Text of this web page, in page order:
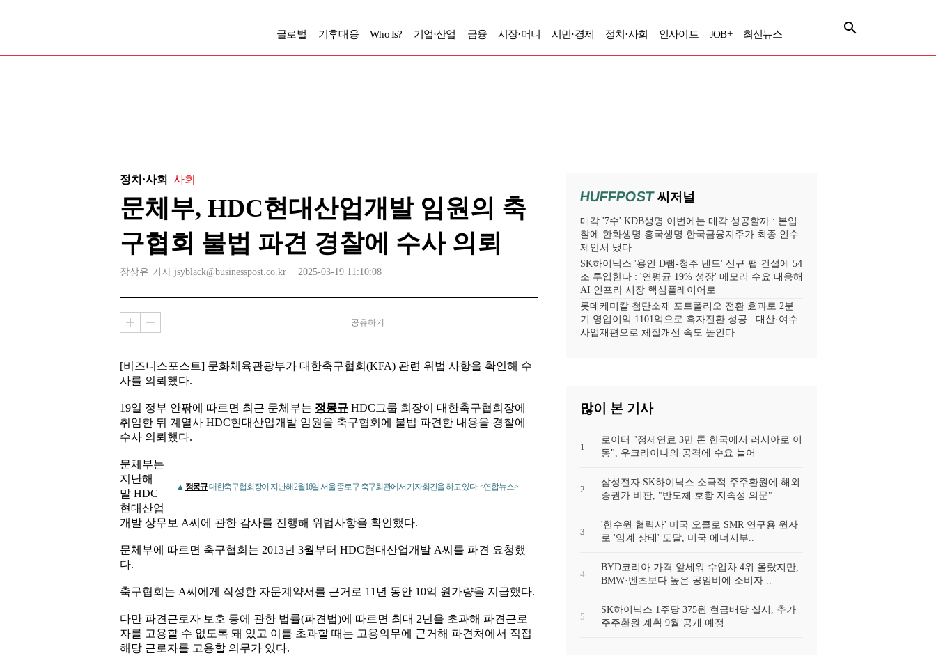
글로벌 기후대응 Who Is? 기업·산업 금융 시장·머니 시민·경제 정치·사회 인사이트 JOB+ 최신뉴스
정치·사회 사회
문체부, HDC현대산업개발 임원의 축
구협회 불법 파견 경찰에 수사 의뢰
장상유 기자 jsyblack@businesspost.co.kr 2025-03-19 11:10:08
공유하기
[비즈니스포스트] 문화체육관광부가 대한축구협회(KFA) 관련 위법 사항을 확인해 수
사를 의뢰했다.
19일 정부 안팎에 따르면 최근 문체부는 정몽규 HDC그룹 회장이 대한축구협회장에
취임한 뒤 계열사 HDC현대산업개발 임원을 축구협회에 불법 파견한 내용을 경찰에
수사 의뢰했다.
▲ 정몽규대한축구협회장이 지난해 2월16일 서울 종로구 축구회관에서 기자회견을 하고 있다. <연합뉴스>
문체부는
지난해
말 HDC
현대산업
개발 상무보 A씨에 관한 감사를 진행해 위법사항을 확인했다.
문체부에 따르면 축구협회는 2013년 3월부터 HDC현대산업개발 A씨를 파견 요청했
다.
축구협회는 A씨에게 작성한 자문계약서를 근거로 11년 동안 10억 원가량을 지급했다.
다만 파견근로자 보호 등에 관한 법률(파견법)에 따르면 최대 2년을 초과해 파견근로
자를 고용할 수 없도록 돼 있고 이를 초과할 때는 고용의무에 근거해 파견처에서 직접
해당 근로자를 고용할 의무가 있다.
HUFFPOST 씨저널
매각 '7수' KDB생명 이번에는 매각 성공할까 : 본입
찰에 한화생명 흥국생명 한국금융지주가 최종 인수
제안서 냈다
SK하이닉스 '용인 D램-청주 낸드' 신규 팹 건설에 54
조 투입한다 : '연평균 19% 성장' 메모리 수요 대응해
AI 인프라 시장 핵심플레이어로
롯데케미칼 첨단소재 포트폴리오 전환 효과로 2분
기 영업이익 1101억으로 흑자전환 성공 : 대산·여수
사업재편으로 체질개선 속도 높인다
많이 본 기사
1
로이터 "정제연료 3만 톤 한국에서 러시아로 이
동", 우크라이나의 공격에 수요 늘어
2
삼성전자 SK하이닉스 소극적 주주환원에 해외
증권가 비판, "반도체 호황 지속성 의문"
3
'한수원 협력사' 미국 오클로 SMR 연구용 원자
로 '임계 상태' 도달, 미국 에너지부..
4
BYD코리아 가격 앞세워 수입차 4위 올랐지만,
BMW·벤츠보다 높은 공임비에 소비자 ..
5
SK하이닉스 1주당 375원 현금배당 실시, 추가
주주환원 계획 9월 공개 예정